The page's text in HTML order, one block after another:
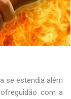
se estendia além
com a